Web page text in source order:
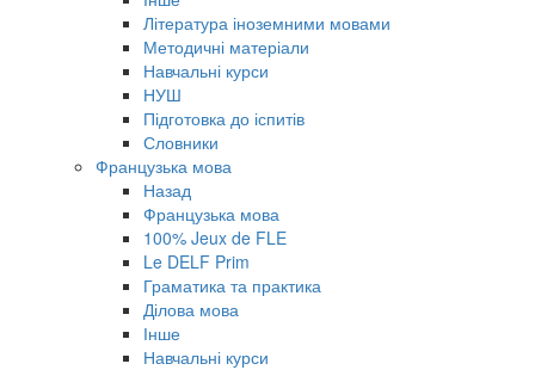
Література іноземними мовами
Методичні матеріали
Навчальні курси
НУШ
Підготовка до іспитів
Словники
Французька мова
Назад
Французька мова
100% Jeux de FLE
Le DELF Prim
Граматика та практика
Ділова мова
Інше
Навчальні курси